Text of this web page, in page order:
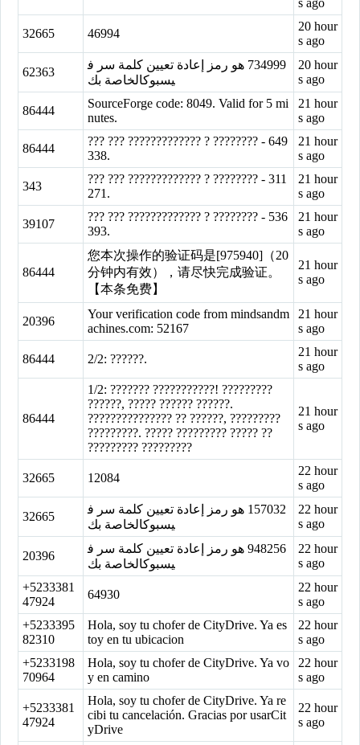
s ago
32665 46994
20 hour
s ago
62363
‏734999‏ هو رمز إعادة تعيين كلمة سر ف
يسبوكالخاصة بك
20 hour
s ago
86444
SourceForge code: 8049. Valid for 5 mi
nutes.
21 hour
s ago
86444
??? ??? ????????????? ? ???????? - 649
338.
21 hour
s ago
343
??? ??? ????????????? ? ???????? - 311
271.
21 hour
s ago
39107
??? ??? ????????????? ? ???????? - 536
393.
21 hour
s ago
86444
您本次操作的验证码是[975940]（20
分钟内有效），请尽快完成验证。
【本条免费】
21 hour
s ago
20396
Your verification code from mindsandm
achines.com: 52167
21 hour
s ago
86444 2/2: ??????.
21 hour
s ago
86444
1/2: ??????? ???????????! ?????????
??????, ????? ?????? ??????.
??????????????? ?? ??????, ?????????
?????????. ????? ????????? ????? ??
????????? ?????????
21 hour
s ago
32665 12084
22 hour
s ago
32665
‏157032‏ هو رمز إعادة تعيين كلمة سر ف
يسبوكالخاصة بك
22 hour
s ago
20396
‏948256‏ هو رمز إعادة تعيين كلمة سر ف
يسبوكالخاصة بك
22 hour
s ago
+5233381
47924
64930
22 hour
s ago
+5233395
82310
Hola, soy tu chofer de CityDrive. Ya es
toy en tu ubicacion
22 hour
s ago
+5233198
70964
Hola, soy tu chofer de CityDrive. Ya vo
y en camino
22 hour
s ago
+5233381
47924
Hola, soy tu chofer de CityDrive. Ya re
cibi tu cancelación. Gracias por usarCit
yDrive
22 hour
s ago